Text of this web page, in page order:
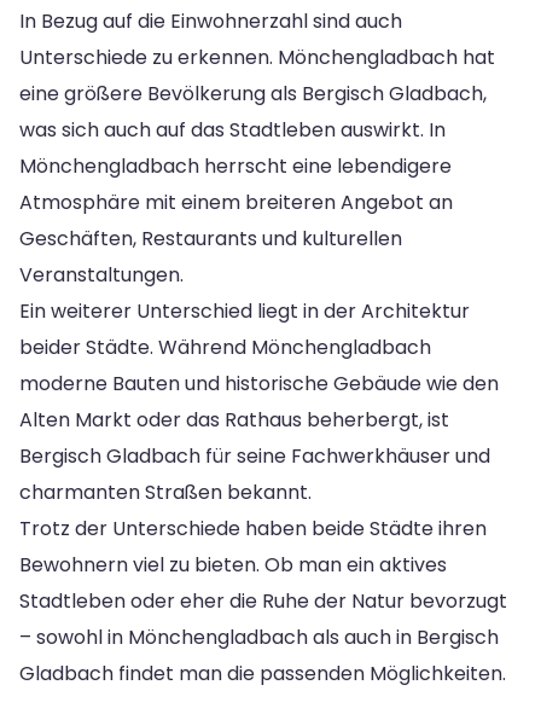
In Bezug auf die Einwohnerzahl sind auch
Unterschiede zu erkennen. Mönchengladbach hat
eine größere Bevölkerung als Bergisch Gladbach,
was sich auch auf das Stadtleben auswirkt. In
Mönchengladbach herrscht eine lebendigere
Atmosphäre mit einem breiteren Angebot an
Geschäften, Restaurants und kulturellen
Veranstaltungen.
Ein weiterer Unterschied liegt in der Architektur
beider Städte. Während Mönchengladbach
moderne Bauten und historische Gebäude wie den
Alten Markt oder das Rathaus beherbergt, ist
Bergisch Gladbach für seine Fachwerkhäuser und
charmanten Straßen bekannt.
Trotz der Unterschiede haben beide Städte ihren
Bewohnern viel zu bieten. Ob man ein aktives
Stadtleben oder eher die Ruhe der Natur bevorzugt
– sowohl in Mönchengladbach als auch in Bergisch
Gladbach findet man die passenden Möglichkeiten.